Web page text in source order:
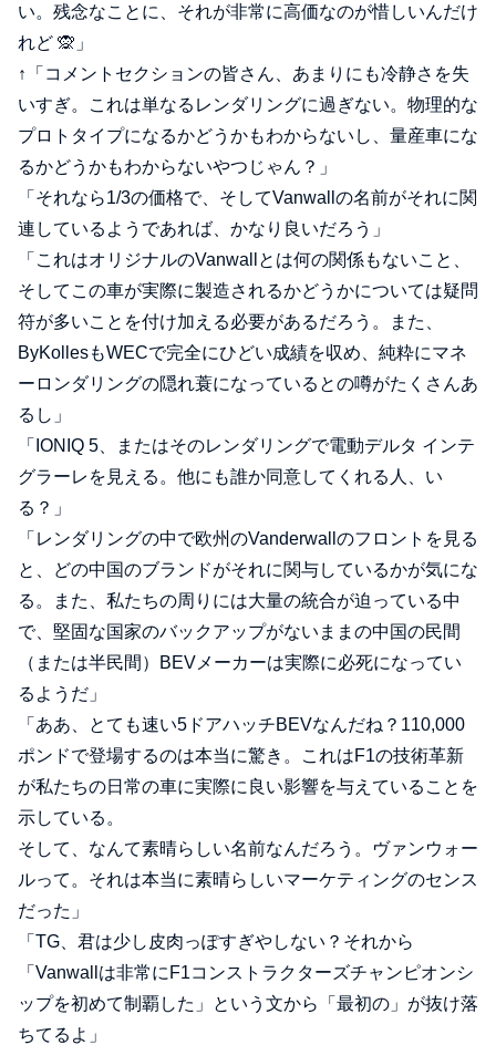
い。残念なことに、それが非常に高価なのが惜しいんだけ
れど 🙊」
↑「コメントセクションの皆さん、あまりにも冷静さを失
いすぎ。これは単なるレンダリングに過ぎない。物理的な
プロトタイプになるかどうかもわからないし、量産車にな
るかどうかもわからないやつじゃん？」
「それなら1/3の価格で、そしてVanwallの名前がそれに関
連しているようであれば、かなり良いだろう」
「これはオリジナルのVanwallとは何の関係もないこと、
そしてこの車が実際に製造されるかどうかについては疑問
符が多いことを付け加える必要があるだろう。また、
ByKollesもWECで完全にひどい成績を収め、純粋にマネ
ーロンダリングの隠れ蓑になっているとの噂がたくさんあ
るし」
「IONIQ 5、またはそのレンダリングで電動デルタ インテ
グラーレを見える。他にも誰か同意してくれる人、い
る？」
「レンダリングの中で欧州のVanderwallのフロントを見る
と、どの中国のブランドがそれに関与しているかが気にな
る。また、私たちの周りには大量の統合が迫っている中
で、堅固な国家のバックアップがないままの中国の民間
（または半民間）BEVメーカーは実際に必死になってい
るようだ」
「ああ、とても速い5ドアハッチBEVなんだね？110,000
ポンドで登場するのは本当に驚き。これはF1の技術革新
が私たちの日常の車に実際に良い影響を与えていることを
示している。
そして、なんて素晴らしい名前なんだろう。ヴァンウォー
ルって。それは本当に素晴らしいマーケティングのセンス
だった」
「TG、君は少し皮肉っぽすぎやしない？それから
「Vanwallは非常にF1コンストラクターズチャンピオンシ
ップを初めて制覇した」という文から「最初の」が抜け落
ちてるよ」